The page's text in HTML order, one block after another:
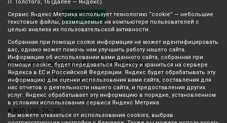
В корзину
Все права защищены © 2003-2026 Вилор
Политика конфиденциальности
Звонок по России бесплатный
8 800 100-26-20
Л. Толстого, 16 (далее — Яндекс).
Сервис Яндекс Метрика использует технологию “cookie” — небольшие
текстовые файлы, размещаемые на компьютере пользователей с
целью анализа их пользовательской активности.
Собранная при помощи cookie информация не может идентифицировать
вас, однако может помочь нам улучшить работу нашего сайта.
Информация об использовании вами данного сайта, собранная при
помощи cookie, будет передаваться Яндексу и храниться на сервере
Яндекса в ЕС и Российской Федерации. Яндекс будет обрабатывать эту
информацию для оценки использования вами сайта, составления для
нас отчетов о деятельности нашего сайта, и предоставления других
услуг. Яндекс обрабатывает эту информацию в порядке, установленном
в условиях использования сервиса Яндекс Метрика.
Вы можете отказаться от использования cookies, выбрав